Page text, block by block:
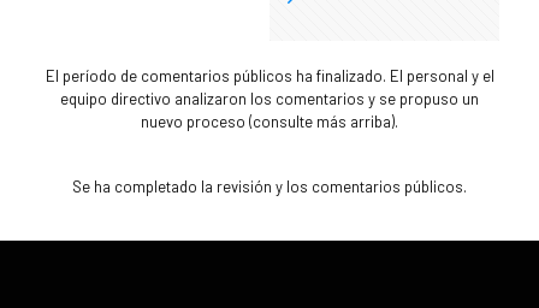
El período de comentarios públicos ha finalizado. El personal y el
equipo directivo analizaron los comentarios y se propuso un
nuevo proceso (consulte más arriba).
Se ha completado la revisión y los comentarios públicos.